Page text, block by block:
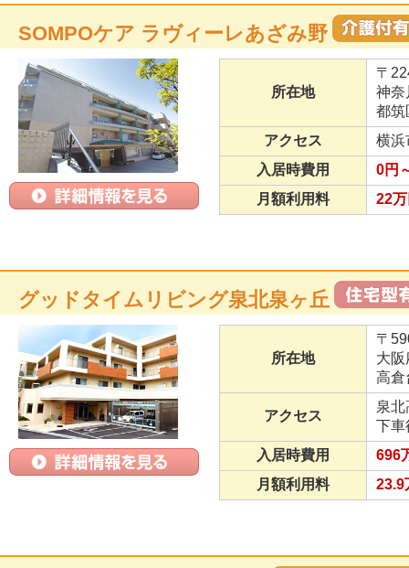
SOMPOケア ラヴィーレあざみ野
所在地
〒
神奈
都筑
アクセス
横浜
入居時費用
0円
月額利用料
22
グッドタイムリビング泉北泉ヶ丘
所在地
〒
大阪
高倉
アクセス
泉
下車
入居時費用
696
月額利用料
23.9